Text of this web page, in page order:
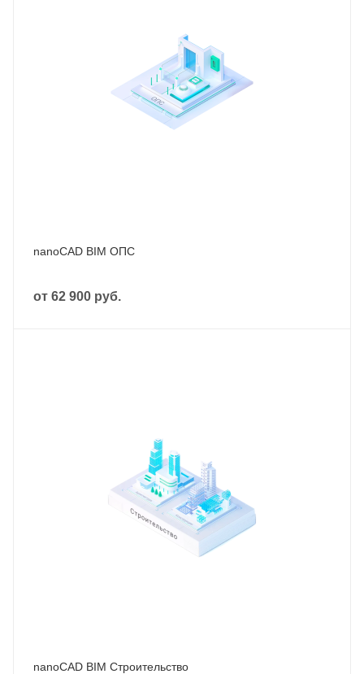
nanoCAD BIM ОПС
от 62 900 руб.
nanoCAD BIM Строительство